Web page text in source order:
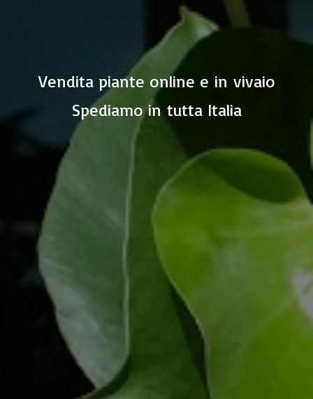
Vendita piante online e in vivaio
Spediamo in tutta Italia